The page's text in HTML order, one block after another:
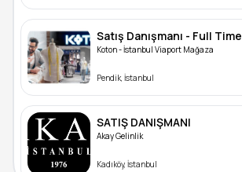
Satış Danışmanı - Full Time
Koton - İstanbul Viaport Mağaza
Pendik, İstanbul
SATIŞ DANIŞMANI
Akay Gelinlik
Kadıköy, İstanbul